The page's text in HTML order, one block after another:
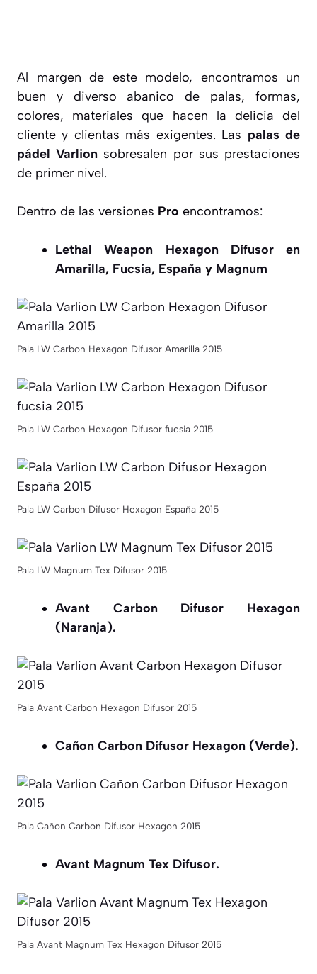
Al margen de este modelo, encontramos un
buen y diverso abanico de palas, formas,
colores, materiales que hacen la delicia del
cliente y clientas más exigentes. Las palas de
pádel Varlion sobresalen por sus prestaciones
de primer nivel.
Dentro de las versiones Pro encontramos:
Lethal Weapon Hexagon Difusor en
Amarilla, Fucsia, España y Magnum
Pala LW Carbon Hexagon Difusor Amarilla 2015
Pala LW Carbon Hexagon Difusor fucsia 2015
Pala LW Carbon Difusor Hexagon España 2015
Pala LW Magnum Tex Difusor 2015
Avant Carbon Difusor Hexagon
(Naranja).
Pala Avant Carbon Hexagon Difusor 2015
Cañon Carbon Difusor Hexagon (Verde).
Pala Cañon Carbon Difusor Hexagon 2015
Avant Magnum Tex Difusor.
Pala Avant Magnum Tex Hexagon Difusor 2015